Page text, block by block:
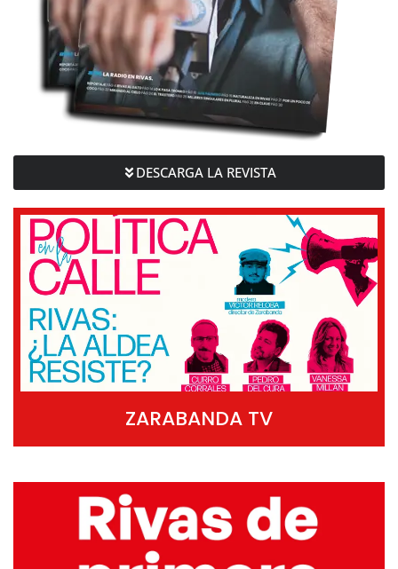
DESCARGA LA REVISTA
ZARABANDA TV